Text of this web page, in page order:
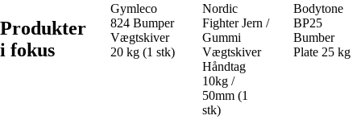
Produkter
i fokus
Gymleco
824 Bumper
Vægtskiver
20 kg (1 stk)
Nordic
Fighter Jern /
Gummi
Vægtskiver
Håndtag
10kg /
50mm (1
stk)
Bodytone
BP25
Bumber
Plate 25 kg